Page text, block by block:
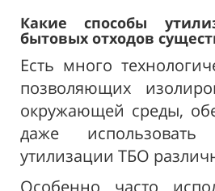
Какие способы
бытовых отходов
Есть много
позволяющих
окружающей среды,
даже
утилизации ТБО